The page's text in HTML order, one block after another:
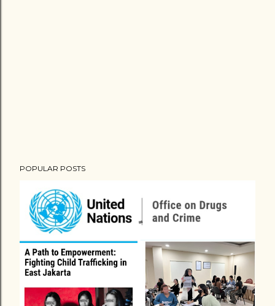
POPULAR POSTS